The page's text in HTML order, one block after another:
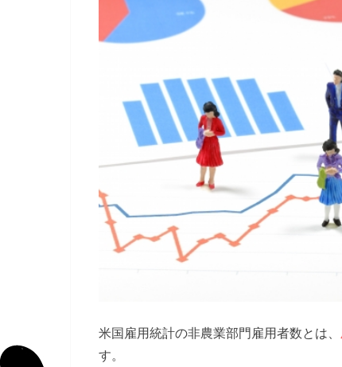
米国雇用統計の非農業部門雇用者数とは、
す。